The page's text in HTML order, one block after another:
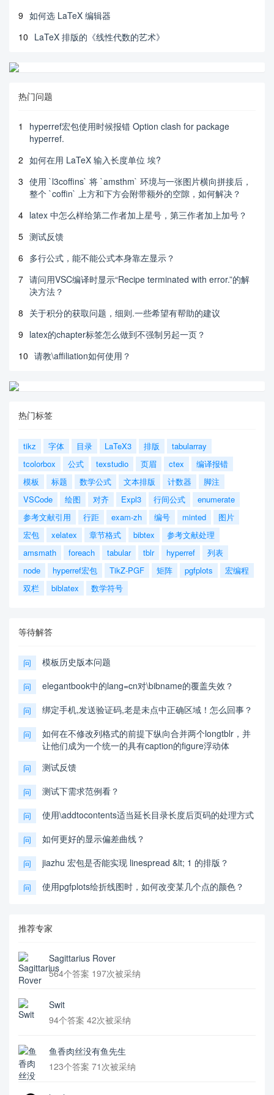
9 如何选 LaTeX 编辑器
10 LaTeX 排版的《线性代数的艺术》
热门问题
1
hyperref宏包使用时候报错 Option clash for package
hyperref.
2 如何在用 LaTeX 输入长度单位 埃?
3 使用 `l3coffins` 将 `amsthm` 环境与一张图片横向拼接后，
整个 `coffin` 上方和下方会附带额外的空隙，如何解决？
4 latex 中怎么样给第二作者加上星号，第三作者加上加号？
5 测试反馈
6 多行公式，能不能公式本身靠左显示？
7 请问用VSC编译时显示“Recipe terminated with error.”的解
决方法？
8 关于积分的获取问题，细则.一些希望有帮助的建议
9 latex的chapter标签怎么做到不强制另起一页？
10 请教\affiliation如何使用？
热门标签
tikz 字体 目录 LaTeX3 排版
tabularray
tcolorbox
公式 texstudio 页眉 ctex
编译报错
模板
标题 数学公式 文本排版 计数器
脚注
VSCode
绘图 对齐 Expl3 行间公式
enumerate
参考文献引用
行距 exam-zh 编号 minted
图片
宏包
xelatex 章节格式 bibtex
参考文献处理
amsmath
foreach tabular tblr hyperref
列表
node
hyperref宏包 TikZ-PGF 矩阵 pgfplots
宏编程
双栏
biblatex 数学符号
等待解答
问 模板历史版本问题
问 elegantbook中的lang=cn对\bibname的覆盖失效？
问 绑定手机,发送验证码,老是未点中正确区域！怎么回事？
问
如何在不修改列格式的前提下纵向合并两个longtblr，并
让他们成为一个统一的具有caption的figure浮动体
问 测试反馈
问 测试下需求范例看？
问 使用\addtocontents适当延长目录长度后页码的处理方式
问 如何更好的显示偏差曲线？
问 jiazhu 宏包是否能实现 linespread &lt; 1 的排版？
问 使用pgfplots绘折线图时，如何改变某几个点的颜色？
推荐专家
Sagittarius Rover
564个答案 197次被采纳
Swit
94个答案 42次被采纳
鱼香肉丝没有鱼先生
123个答案 71次被采纳